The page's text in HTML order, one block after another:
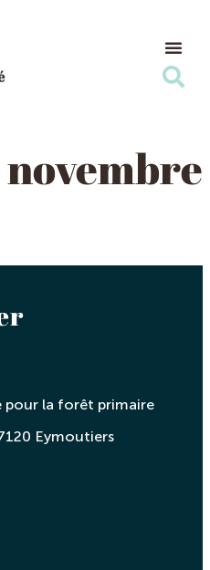
pour la forêt primaire
Eymoutiers